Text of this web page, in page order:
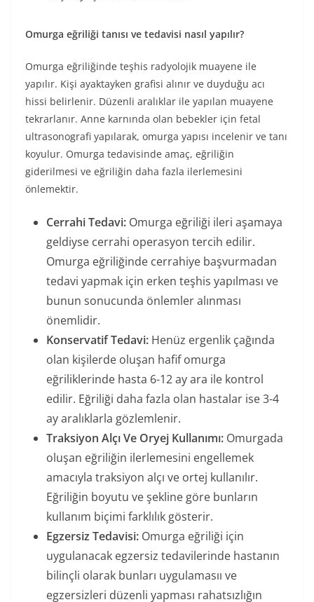
Omurga eğriliği tanısı ve tedavisi nasıl yapılır?
Omurga eğriliğinde teşhis radyolojik muayene ile
yapılır. Kişi ayaktayken grafisi alınır ve duyduğu acı
hissi belirlenir. Düzenli aralıklar ile yapılan muayene
tekrarlanır. Anne karnında olan bebekler için fetal
ultrasonografi yapılarak, omurga yapısı incelenir ve tanı
koyulur. Omurga tedavisinde amaç, eğriliğin
giderilmesi ve eğriliğin daha fazla ilerlemesini
önlemektir.
Cerrahi Tedavi: Omurga eğriliği ileri aşamaya
geldiyse cerrahi operasyon tercih edilir.
Omurga eğriliğinde cerrahiye başvurmadan
tedavi yapmak için erken teşhis yapılması ve
bunun sonucunda önlemler alınması
önemlidir.
Konservatif Tedavi: Henüz ergenlik çağında
olan kişilerde oluşan hafif omurga
eğriliklerinde hasta 6-12 ay ara ile kontrol
edilir. Eğriliği daha fazla olan hastalar ise 3-4
ay aralıklarla gözlemlenir.
Traksiyon Alçı Ve Oryej Kullanımı: Omurgada
oluşan eğriliğin ilerlemesini engellemek
amacıyla traksiyon alçı ve ortej kullanılır.
Eğriliğin boyutu ve şekline göre bunların
kullanım biçimi farklılık gösterir.
Egzersiz Tedavisi: Omurga eğriliği için
uygulanacak egzersiz tedavilerinde hastanın
bilinçli olarak bunları uygulamasıı ve
egzersizleri düzenli yapması rahatsızlığın